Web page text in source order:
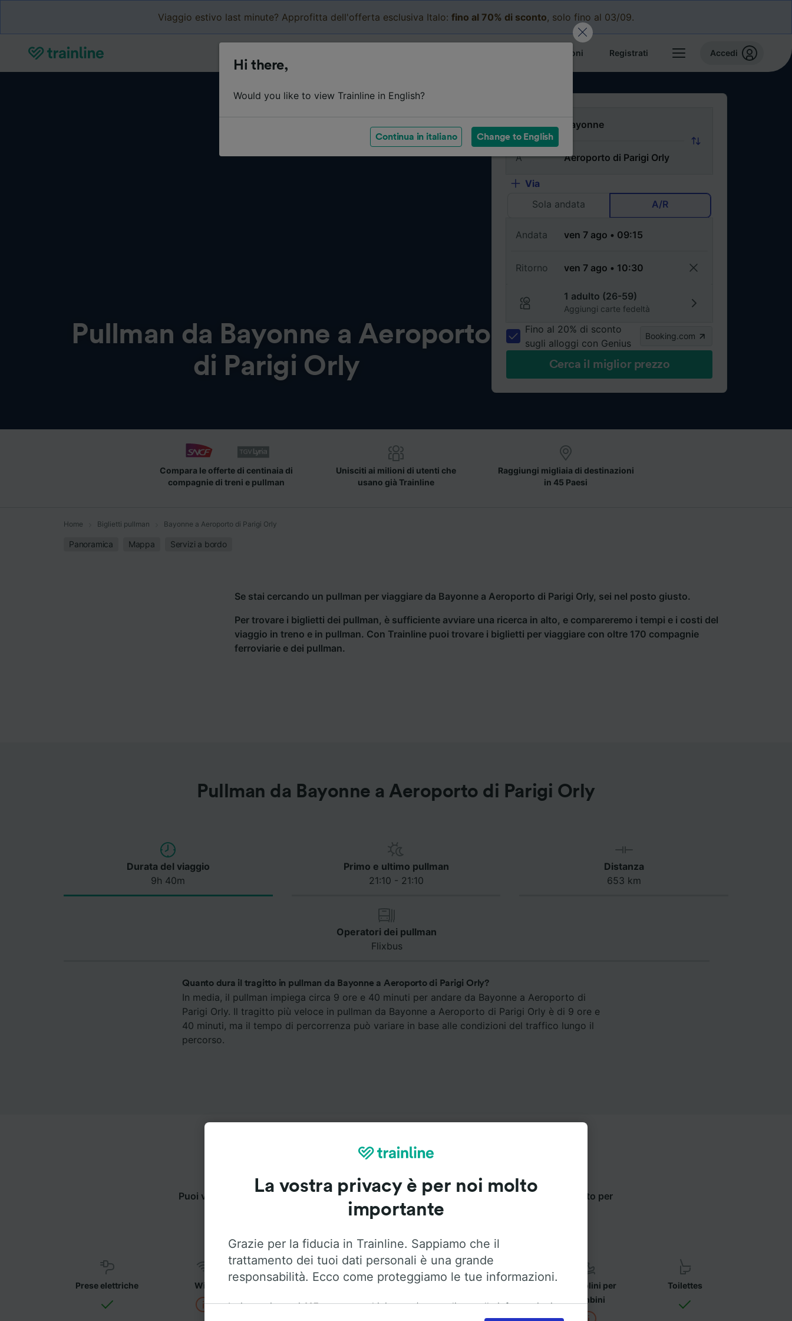
Viaggio estivo last minute? Approfitta dell'offerta esclusiva Italo: fino al 70% di sconto, solo fino al 03/09.
Le mie prenotazioni Registrati Accedi
Pullman da Bayonne a Aeroporto
di Parigi Orly
Da
A
Via
Sola andata
A/R
Andata
Ritorno
1 adulto (26-59)
Aggiungi carte fedeltà
Fino al 20% di sconto
sugli alloggi con Genius
Booking.com
Cerca il miglior prezzo
Compara le offerte di centinaia di
compagnie di treni e pullman
Unisciti ai milioni di utenti che
usano già Trainline
Raggiungi migliaia di destinazioni
in 45 Paesi
Home Biglietti pullman Bayonne a Aeroporto di Parigi Orly
Panoramica Mappa Servizi a bordo
Se stai cercando un pullman per viaggiare da Bayonne a Aeroporto di Parigi Orly, sei nel posto giusto.
Per trovare i biglietti dei pullman, è sufficiente avviare una ricerca in alto, e compareremo i tempi e i costi del
viaggio in treno e in pullman. Con Trainline puoi trovare i biglietti per viaggiare con oltre 170 compagnie
ferroviarie e dei pullman.
Pullman da Bayonne a Aeroporto di Parigi Orly
Durata del viaggio
9h 40m
Primo e ultimo pullman
21:10 - 21:10
Distanza
653 km
Operatori dei pullman
Flixbus
Quanto dura il tragitto in pullman da Bayonne a Aeroporto di Parigi Orly?
In media, il pullman impiega circa 9 ore e 40 minuti per andare da Bayonne a Aeroporto di
Parigi Orly. Il tragitto più veloce in pullman da Bayonne a Aeroporto di Parigi Orly è di 9 ore e
40 minuti, ma il tempo di percorrenza può variare in base alle condizioni del traffico lungo il
percorso.
Servizi a bordo
Puoi viaggiare da Bayonne a Aeroporto di Parigi Orly con
. Utilizza le opzioni qui sotto per
trovare maggiori informazioni sui servizi a bordo.
Prese elettriche WiFi Accesso disabili
Seggiolini per
bambini
Toilettes
Hi there,
Would you like to view Trainline in English?
Continua in italiano Change to English
La vostra privacy è per noi molto
importante
Grazie per la fiducia in Trainline. Sappiamo che il
trattamento dei tuoi dati personali è una grande
responsabilità. Ecco come proteggiamo le tue informazioni.
Insieme ai nostri115partner archiviamo e/o accediamo alle informazioni